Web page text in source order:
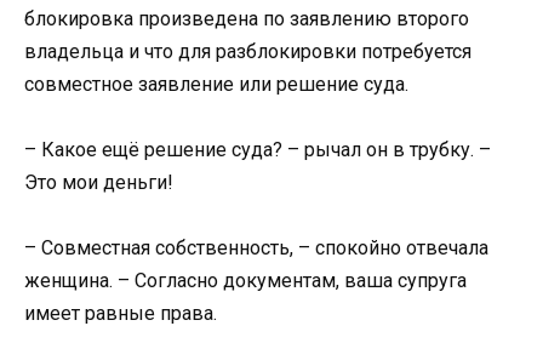
блокировка произведена по заявлению второго
владельца и что для разблокировки потребуется
совместное заявление или решение суда.
– Какое ещё решение суда? – рычал он в трубку. –
Это мои деньги!
– Совместная собственность, – спокойно отвечала
женщина. – Согласно документам, ваша супруга
имеет равные права.